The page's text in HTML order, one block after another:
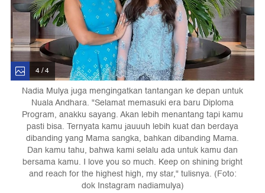
4 / 4
Nadia Mulya juga mengingatkan tantangan ke depan untuk
Nuala Andhara. "Selamat memasuki era baru Diploma
Program, anakku sayang. Akan lebih menantang tapi kamu
pasti bisa. Ternyata kamu jauuuh lebih kuat dan berdaya
dibanding yang Mama sangka, bahkan dibanding Mama.
Dan kamu tahu, bahwa kami selalu ada untuk kamu dan
bersama kamu. I love you so much. Keep on shining bright
and reach for the highest high, my star," tulisnya. (Foto:
dok Instagram nadiamulya)